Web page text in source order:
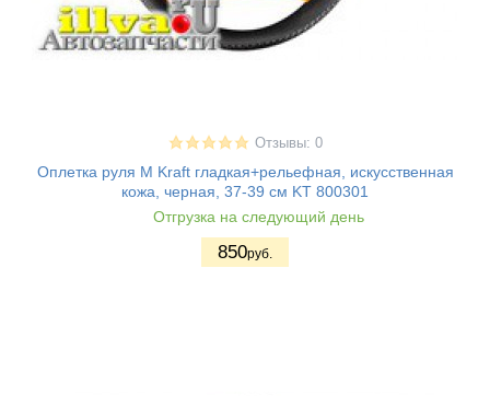
Отзывы: 0
Оплетка руля М Kraft гладкая+рельефная, искусственная
кожа, черная, 37-39 см KT 800301
Отгрузка на следующий день
850руб.